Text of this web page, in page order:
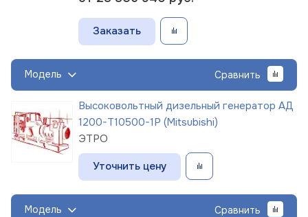
Заказать
Модель Сравнить
Высоковольтный дизельный генератор АД
1200-Т10500-1Р (Mitsubishi)
ЭТРО
Уточнить цену
Модель Сравнить